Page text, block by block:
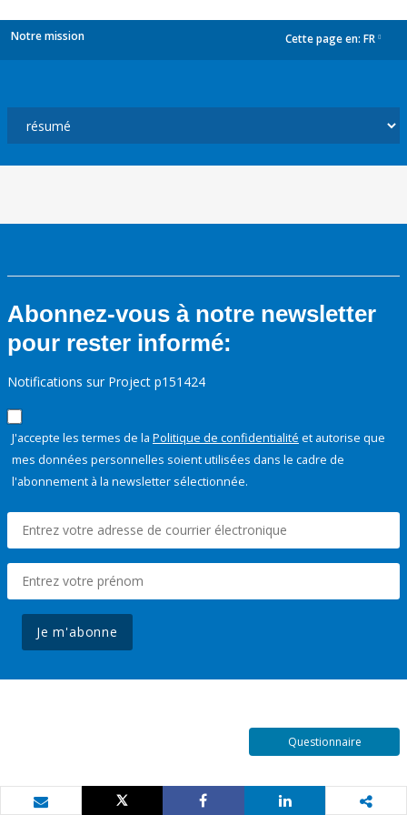
Notre mission Cette page en: FR
Abonnez-vous à notre newsletter
pour rester informé:
Notifications sur Project p151424
J'accepte les termes de la Politique de confidentialité et autorise que
mes données personnelles soient utilisées dans le cadre de
l'abonnement à la newsletter sélectionnée.
Je m'abonne
Questionnaire